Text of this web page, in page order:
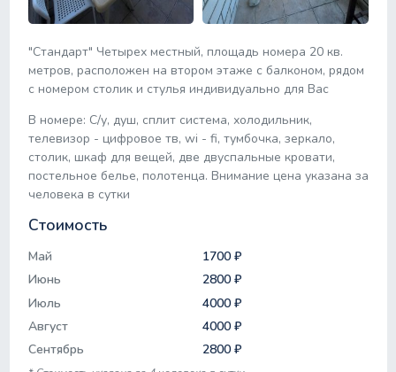
"Стандарт" Четырех местный, площадь номера 20 кв.
метров, расположен на втором этаже с балконом, рядом
с номером столик и стулья индивидуально для Вас
В номере: С/у, душ, сплит система, холодильник,
телевизор - цифровое тв, wi - fi, тумбочка, зеркало,
столик, шкаф для вещей, две двуспальные кровати,
постельное белье, полотенца. Внимание цена указана за
человека в сутки
Стоимость
Май
1700 ₽
Июнь
2800 ₽
Июль
4000 ₽
Август
4000 ₽
Сентябрь
2800 ₽